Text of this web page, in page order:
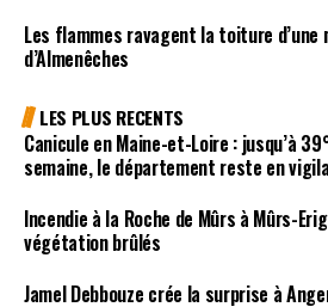
Les flammes ravagent la toiture d’une
d’Almenêches
LES PLUS RECENTS
Canicule en Maine-et-Loire : jusqu’à
semaine, le département reste en
Incendie à la Roche de Mûrs à Mûrs-
végétation brûlés
Jamel Debbouze crée la surprise à